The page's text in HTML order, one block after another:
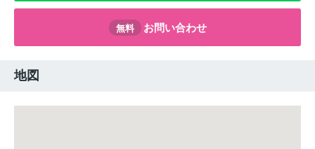
無料 お問い合わせ
地図